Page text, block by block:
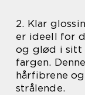
2. Klar
er ideell for
og glød i sitt
fargen.
hårfibrene
strålende.